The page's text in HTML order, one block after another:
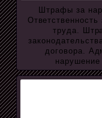
Штрафы за
труда.
договора.
нарушение